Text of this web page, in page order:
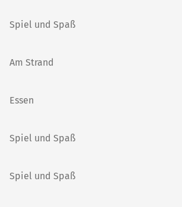
Spiel und Spaß
Am Strand
Essen
Spiel und Spaß
Spiel und Spaß